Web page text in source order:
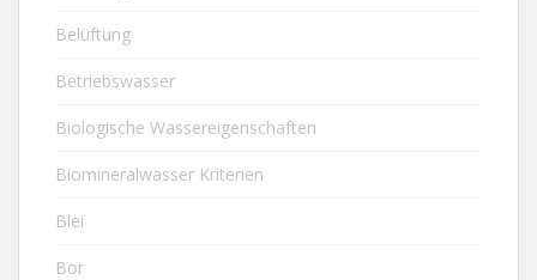
Belüftung
Betriebswasser
Biologische Wassereigenschaften
Biomineralwasser Kriterien
Blei
Bor